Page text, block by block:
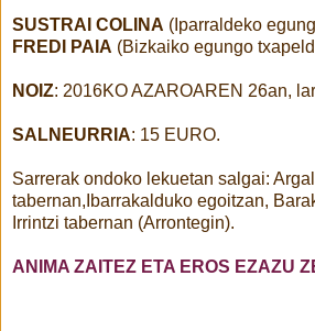
SUSTRAI COLINA (Iparraldeko
FREDI PAIA (Bizkaiko egungo
NOIZ: 2016KO AZAROAREN 26an,
SALNEURRIA: 15 EURO.
Sarrerak ondoko lekuetan salgai:
tabernan,Ibarrakalduko egoitzan,
Irrintzi tabernan (Arrontegin).
ANIMA ZAITEZ ETA EROS EZAZU